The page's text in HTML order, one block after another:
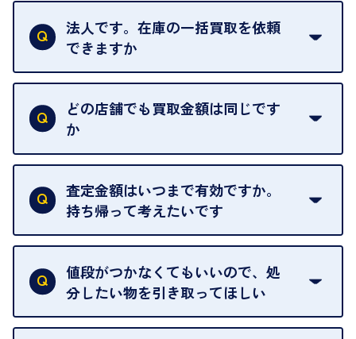
法人です。在庫の一括買取を依頼
できますか
はい。喜んで承ります。出張買取をご利用くださ
い。
ご指定の場所にお伺いします。
どの店舗でも買取金額は同じです
か
はい。全店舗一律です。
ただし、中古市場は日々変動するため、査定した日
によって査定額が変わることはございます。
査定金額はいつまで有効ですか。
持ち帰って考えたいです
査定額は当日限り有効です。
中古市場が日々変動するため、翌日には査定額が変
わることがございます。
値段がつかなくてもいいので、処
分したい物を引き取ってほしい
再販不可能な物は、場合によってはお断りすること